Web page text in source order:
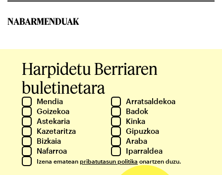
NABARMENDUAK
Harpidetu Berriaren
buletinetara
Mendia
Arratsaldekoa
Goizekoa
Badok
Astekaria
Kinka
Kazetaritza
Gipuzkoa
Bizkaia
Araba
Nafarroa
Iparraldea
Izena ematean pribatutasun politika onartzen duzu.